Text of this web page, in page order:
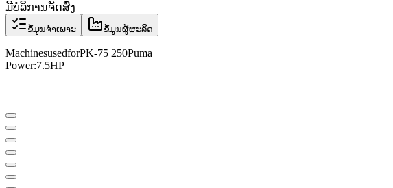
ມີບໍລິການຈັດສົ່ງ
ຂໍ້ມູນຈຳເພາະ ຂໍ້ມູນຜູ້ຜະລິດ
MachinesusedforPK-75 250Puma
Power:7.5HP